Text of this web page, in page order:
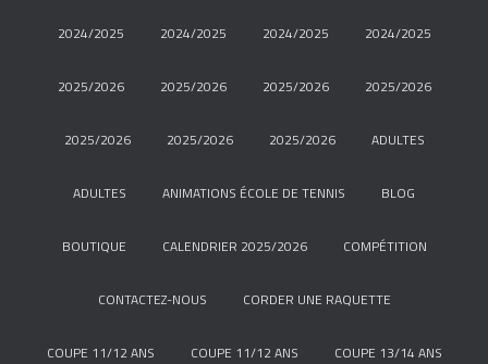
2024/2025 2024/2025 2024/2025 2024/2025
2025/2026 2025/2026 2025/2026 2025/2026
2025/2026 2025/2026 2025/2026 ADULTES
ADULTES ANIMATIONS ÉCOLE DE TENNIS BLOG
BOUTIQUE CALENDRIER 2025/2026 COMPÉTITION
CONTACTEZ-NOUS CORDER UNE RAQUETTE
COUPE 11/12 ANS COUPE 11/12 ANS COUPE 13/14 ANS